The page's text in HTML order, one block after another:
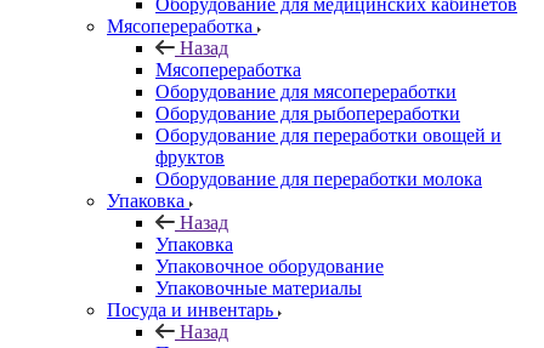
Оборудование для медицинских кабинетов
Мясопереработка
Назад
Мясопереработка
Оборудование для мясопереработки
Оборудование для рыбопереработки
Оборудование для переработки овощей и
фруктов
Оборудование для переработки молока
Упаковка
Назад
Упаковка
Упаковочное оборудование
Упаковочные материалы
Посуда и инвентарь
Назад